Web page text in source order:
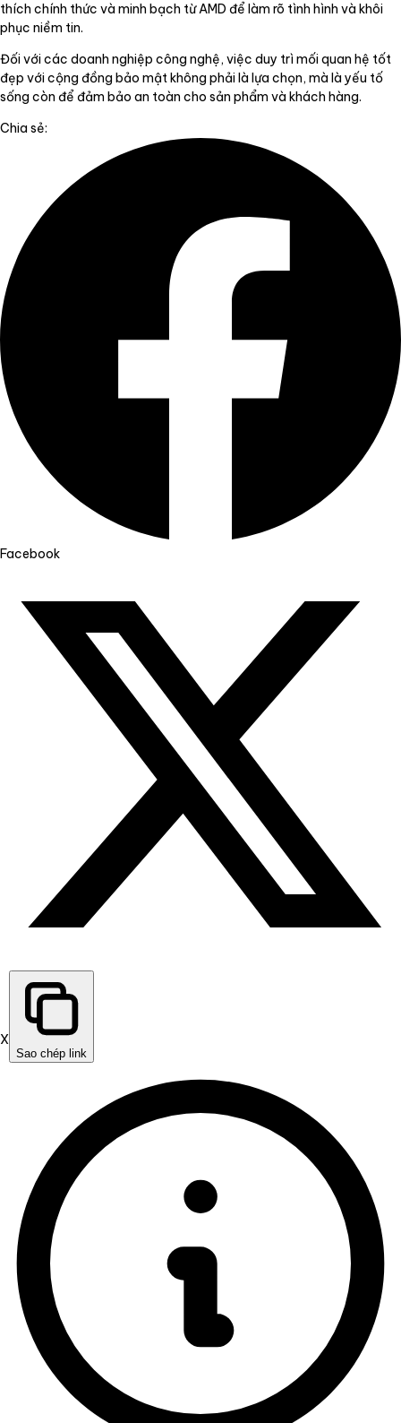
thích chính thức và minh bạch từ AMD để làm rõ tình hình và khôi
phục niềm tin.
Đối với các doanh nghiệp công nghệ, việc duy trì mối quan hệ tốt
đẹp với cộng đồng bảo mật không phải là lựa chọn, mà là yếu tố
sống còn để đảm bảo an toàn cho sản phẩm và khách hàng.
Chia sẻ:
Facebook
X
Sao chép link